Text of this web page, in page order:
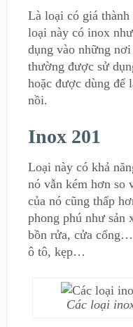
Là loại có giá
loại này có inox
dụng vào những
thường được sử
hoặc được dùng để
nồi.
Inox 201
Loại này có khả
nó vẫn kém hơn so
của nó cũng thấp
phong phú như sản
bồn rửa, cửa
ô tô, kẹp…
Các loại